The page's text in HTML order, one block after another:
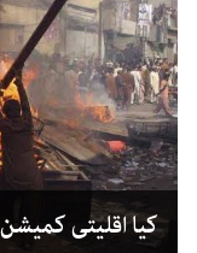
کیا اقلیتی